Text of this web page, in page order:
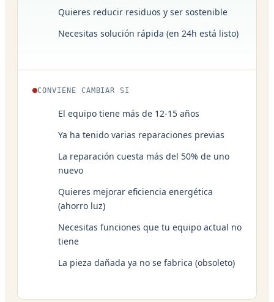
Quieres reducir residuos y ser sostenible
Necesitas solución rápida (en 24h está listo)
CONVIENE CAMBIAR SI
El equipo tiene más de 12-15 años
Ya ha tenido varias reparaciones previas
La reparación cuesta más del 50% de uno
nuevo
Quieres mejorar eficiencia energética
(ahorro luz)
Necesitas funciones que tu equipo actual no
tiene
La pieza dañada ya no se fabrica (obsoleto)